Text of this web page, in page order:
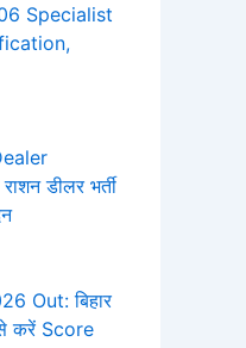
Specialist
डीलर भर्ती
Out: बिहार
से करें Score